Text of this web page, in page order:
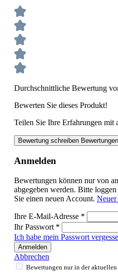
Durchschnittliche Bewertung
Bewerten Sie dieses Produkt!
Teilen Sie Ihre Erfahrungen mit
Bewertung schreiben
Anmelden
Bewertungen können nur von
abgegeben werden. Bitte
Sie einen neuen Account.
Ihre E-Mail-Adresse *
Ihr Passwort *
Ich habe mein Passwort
Anmelden
Abbrechen
Bewertungen nur in der aktuellen